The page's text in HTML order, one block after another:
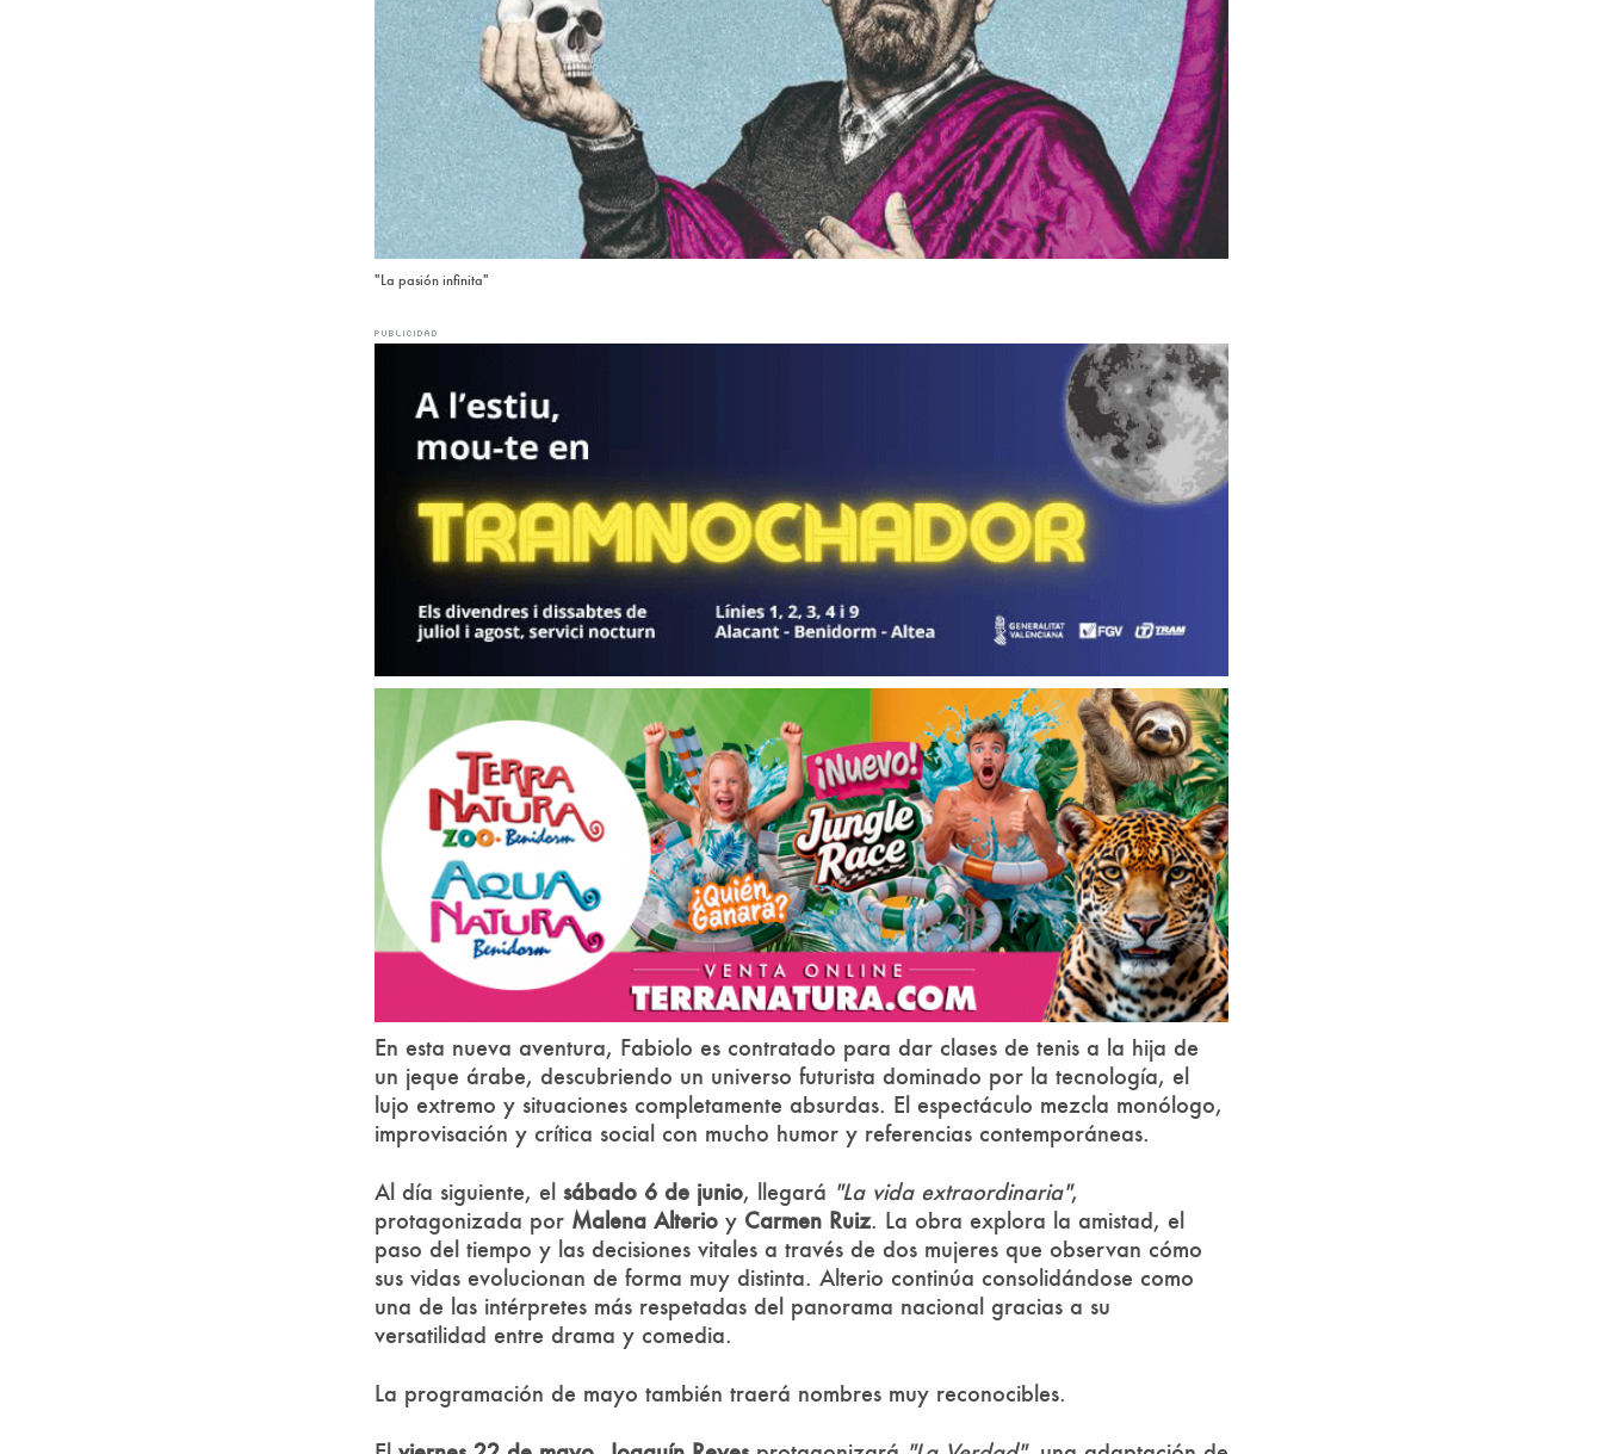
"La pasión infinita"
En esta nueva aventura, Fabiolo es contratado para dar clases de tenis a la hija de
un jeque árabe, descubriendo un universo futurista dominado por la tecnología, el
lujo extremo y situaciones completamente absurdas. El espectáculo mezcla monólogo,
improvisación y crítica social con mucho humor y referencias contemporáneas.
Al día siguiente, el sábado 6 de junio, llegará "La vida extraordinaria",
protagonizada por Malena Alterio y Carmen Ruiz. La obra explora la amistad, el
paso del tiempo y las decisiones vitales a través de dos mujeres que observan cómo
sus vidas evolucionan de forma muy distinta. Alterio continúa consolidándose como
una de las intérpretes más respetadas del panorama nacional gracias a su
versatilidad entre drama y comedia.
La programación de mayo también traerá nombres muy reconocibles.